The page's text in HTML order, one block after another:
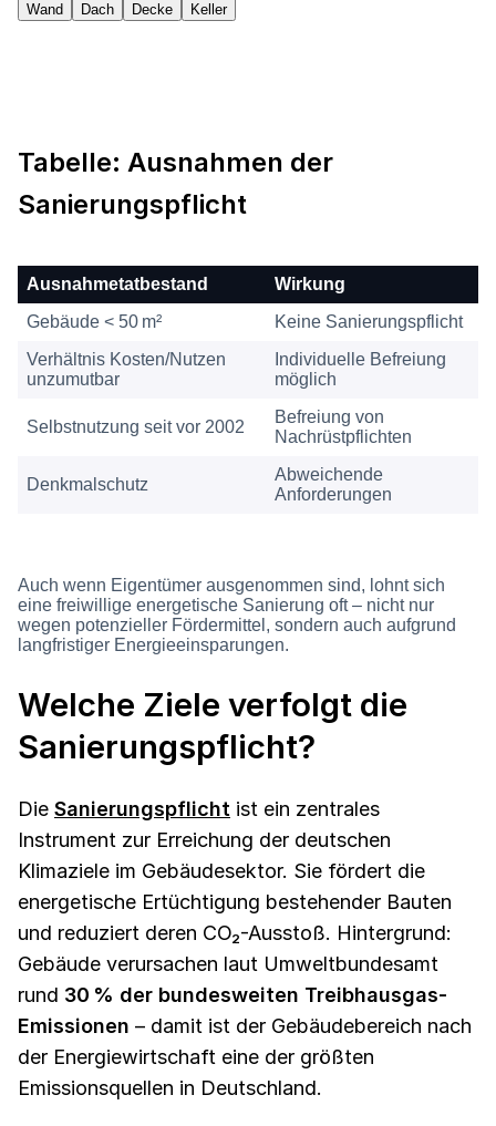
Wand Dach Decke Keller
Tabelle: Ausnahmen der
Sanierungspflicht
Ausnahmetatbestand
Wirkung
Gebäude < 50 m²
Keine Sanierungspflicht
Verhältnis Kosten/Nutzen
unzumutbar
Individuelle Befreiung
möglich
Selbstnutzung seit vor 2002
Befreiung von
Nachrüstpflichten
Denkmalschutz
Abweichende
Anforderungen
Auch wenn Eigentümer ausgenommen sind, lohnt sich
eine freiwillige energetische Sanierung oft – nicht nur
wegen potenzieller Fördermittel, sondern auch aufgrund
langfristiger Energieeinsparungen.
Welche Ziele verfolgt die
Sanierungspflicht?
Die Sanierungspflicht ist ein zentrales
Instrument zur Erreichung der deutschen
Klimaziele im Gebäudesektor. Sie fördert die
energetische Ertüchtigung bestehender Bauten
und reduziert deren CO₂-Ausstoß. Hintergrund:
Gebäude verursachen laut Umweltbundesamt
rund 30 % der bundesweiten Treibhausgas-
Emissionen – damit ist der Gebäudebereich nach
der Energiewirtschaft eine der größten
Emissionsquellen in Deutschland.